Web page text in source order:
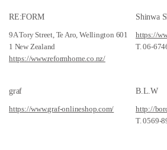
RE:FORM
9A Tory Street, Te Aro, Wellington 601
1 New Zealand
https://www.reformhome.co.nz/
Shinwa
https://
T. 06-
graf
https://www.graf-onlineshop.com/
B.L.W
http://
T. 0569-